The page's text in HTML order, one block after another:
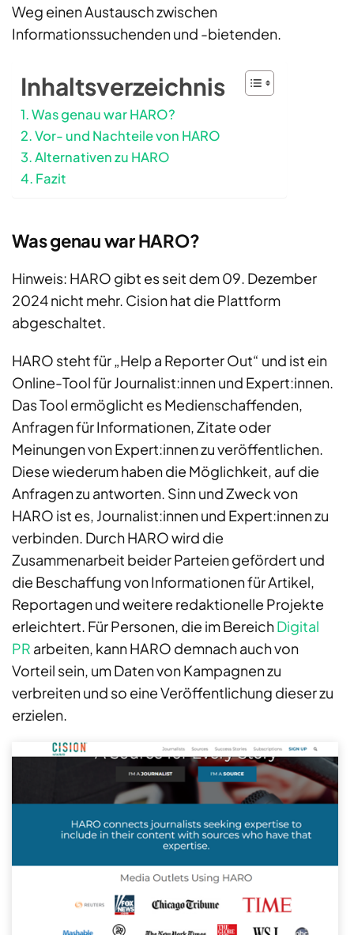
Weg einen Austausch zwischen
Informationssuchenden und -bietenden.
Inhaltsverzeichnis
Was genau war HARO?
Vor- und Nachteile von HARO
Alternativen zu HARO
Fazit
Was genau war HARO?
Hinweis: HARO gibt es seit dem 09. Dezember
2024 nicht mehr. Cision hat die Plattform
abgeschaltet.
HARO steht für „Help a Reporter Out“ und ist ein
Online-Tool für Journalist:innen und Expert:innen.
Das Tool ermöglicht es Medienschaffenden,
Anfragen für Informationen, Zitate oder
Meinungen von Expert:innen zu veröffentlichen.
Diese wiederum haben die Möglichkeit, auf die
Anfragen zu antworten. Sinn und Zweck von
HARO ist es, Journalist:innen und Expert:innen zu
verbinden. Durch HARO wird die
Zusammenarbeit beider Parteien gefördert und
die Beschaffung von Informationen für Artikel,
Reportagen und weitere redaktionelle Projekte
erleichtert. Für Personen, die im BereichDigital
PR arbeiten, kann HARO demnach auch von
Vorteil sein, um Daten von Kampagnen zu
verbreiten und so eine Veröffentlichung dieser zu
erzielen.